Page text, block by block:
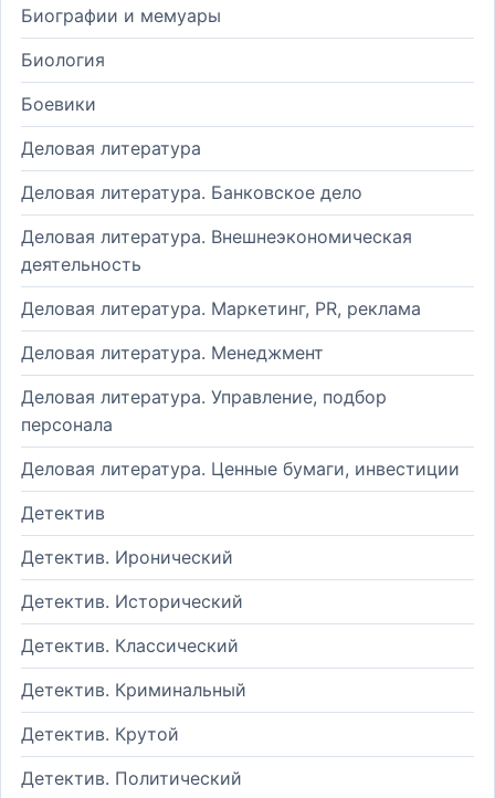
Биографии и мемуары
Биология
Боевики
Деловая литература
Деловая литература. Банковское дело
Деловая литература. Внешнеэкономическая
деятельность
Деловая литература. Маркетинг, PR, реклама
Деловая литература. Менеджмент
Деловая литература. Управление, подбор
персонала
Деловая литература. Ценные бумаги, инвестиции
Детектив
Детектив. Иронический
Детектив. Исторический
Детектив. Классический
Детектив. Криминальный
Детектив. Крутой
Детектив. Политический